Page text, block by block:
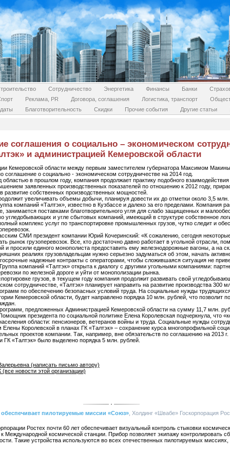
Сотрудничество Энергетика Финансы Банки
Реклама, PR Договора, соглашения Логистика, транспорт
Благотворительность Скидки Прочие события Другие статьи
соглашения о социально – экономическом
и администрацией Кемеровской области
Кемеровской области между первым заместителем губернатора Максимом
о социально - экономическом сотрудничестве на 2014 год.
в прошлом году, компания продолжает практику подобного
заявленных производственных показателей по отношению к 2012 году,
развитие собственных производственных мощностей.
увеличивать объемы добычи, планируя довести их до отметки около 3,5 млн.
компаний «Талтэк», известно в Кузбассе и далеко за его пределами. Компания
занимается поставками благотворительного угля для слабо защищенных и
угледобывающих и угле сбытовых компаний, имеющий в структуре собственное
комплекс услуг по транспортировке промышленных грузов, чутко следит и
СМИ президент компании Юрий Кочеринский: «К сожалению, сегодня
рынок грузоперевозок. Все, кто достаточно давно работает в угольной отрасли,
и просили единого монополиста предоставить ему железнодорожные вагоны, а на
реалиях грузовладельцам нужно серьезно задуматься об этом, начать
надежные контракты с операторами, чтобы сложившаяся ситуация не
компаний «Талтэк» открыта к диалогу с другими угольными компаниями:
по железной дороге и уйти от монополизации рынка.
грузов, в текущем году компания продолжит развивать свой
сотрудничестве, «Талтэк» планирует направить на развитие производства 300
по обеспечению безопасных условий труда. На социальные нужды
Кемеровской области, будет направлено порядка 10 млн. рублей, что позволит
предложенных Администрацией Кемеровской области на сумму 11,7 млн.
президента по социальной политике Елена Королевская подчеркнула, что
области: пенсионеров, ветеранов войны и труда. Социальные нужды
Королевской в планах ГК «Талтэк» – сохранение курса многопрофильной
проектов компании. Так, например, вне обязательств по соглашению на 2013
ГК «Талтэк» было выделено порядка 5 млн. рублей.
(написать письмо автору)
новости этой организации)
обеспечивает пилотируемые миссии «Союз» , Холдинг «Швабе» Госкорпорация
Ростех почти 60 лет обеспечивает визуальный контроль стыковки
космической станции. Прибор позволяет экипажу контролировать
Такие устройства используются во всех отечественных пилотируемых миссиях,